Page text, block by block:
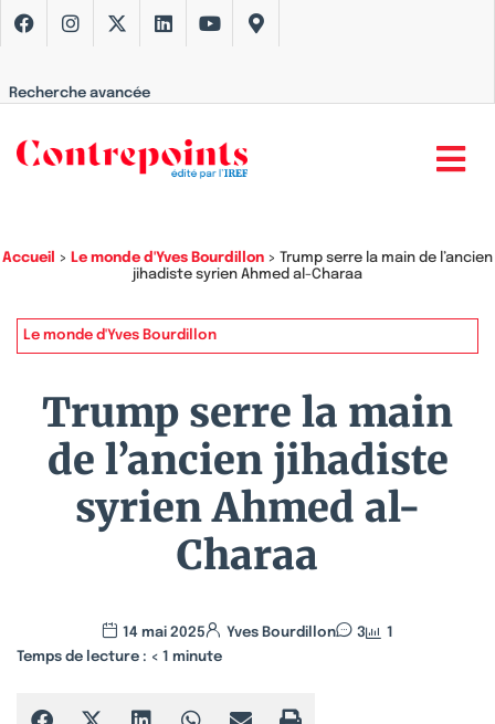
Recherche avancée
Accueil > Le monde d'Yves Bourdillon > Trump serre la main de l’ancien
jihadiste syrien Ahmed al-Charaa
Le monde d'Yves Bourdillon
Trump serre la main
de l’ancien jihadiste
syrien Ahmed al-
Charaa
14 mai 2025 Yves Bourdillon 3
1
Temps de lecture : < 1 minute